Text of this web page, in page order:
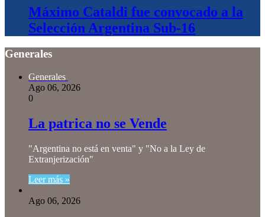
Máximo Cataldi fue convocado a la
Selección Argentina Sub-16
Generales
Generales
Ago 06, 2026
0
La patrica no se Vende
"Argentina no está en venta" y "No a la Ley de
Extranjerización"
Leer más »
Ago 06, 2026